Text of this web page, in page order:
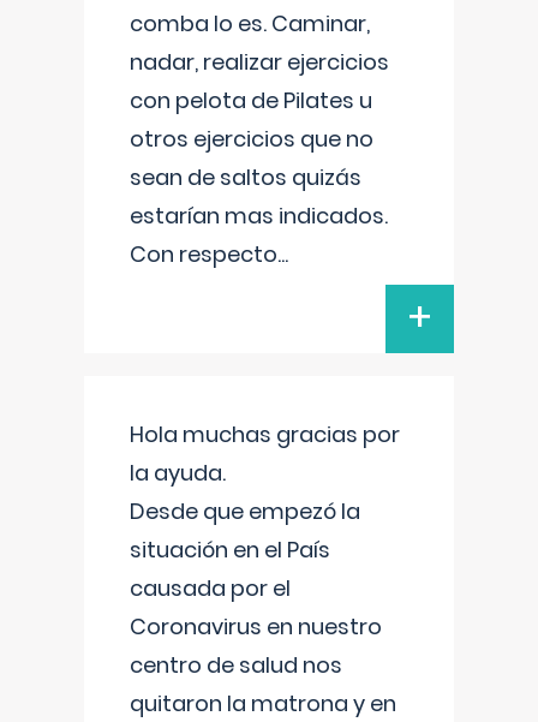
comba lo es. Caminar,
nadar, realizar ejercicios
con pelota de Pilates u
otros ejercicios que no
sean de saltos quizás
estarían mas indicados.
Con respecto...
+
Hola muchas gracias por
la ayuda.
Desde que empezó la
situación en el País
causada por el
Coronavirus en nuestro
centro de salud nos
quitaron la matrona y en